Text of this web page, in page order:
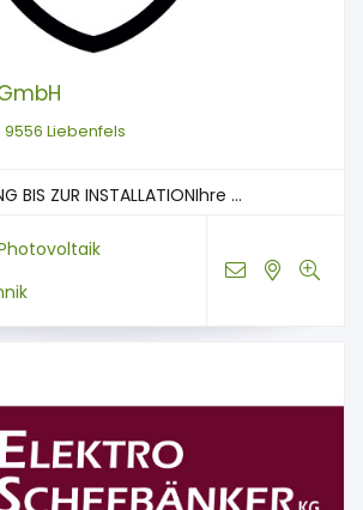
9556 Liebenfels
BIS ZUR INSTALLATIONIhre ...